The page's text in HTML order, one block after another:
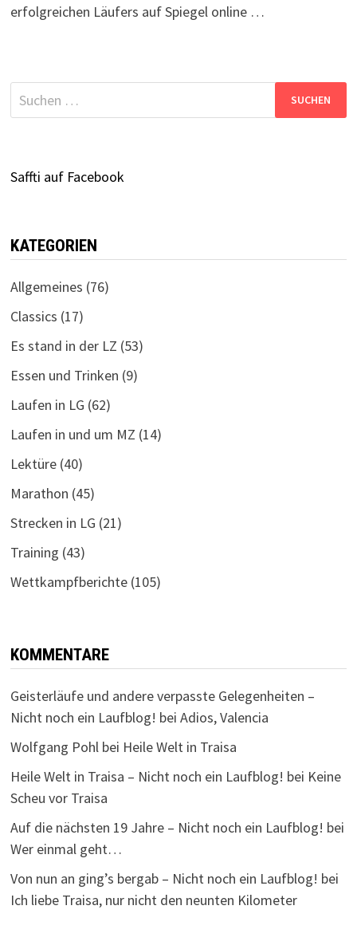
erfolgreichen Läufers auf Spiegel online …
Suchen
nach:
Saffti auf Facebook
KATEGORIEN
Allgemeines (76)
Classics (17)
Es stand in der LZ (53)
Essen und Trinken (9)
Laufen in LG (62)
Laufen in und um MZ (14)
Lektüre(40)
Marathon (45)
Strecken in LG (21)
Training (43)
Wettkampfberichte(105)
KOMMENTARE
Geisterläufe und andere verpasste Gelegenheiten –
Nicht noch ein Laufblog! bei Adios, Valencia
Wolfgang Pohl bei Heile Welt in Traisa
Heile Welt in Traisa – Nicht noch ein Laufblog! bei Keine
Scheu vor Traisa
Auf die nächsten 19 Jahre – Nicht noch ein Laufblog! bei
Wer einmal geht…
Von nun an ging’s bergab – Nicht noch ein Laufblog! bei
Ich liebe Traisa, nur nicht den neunten Kilometer